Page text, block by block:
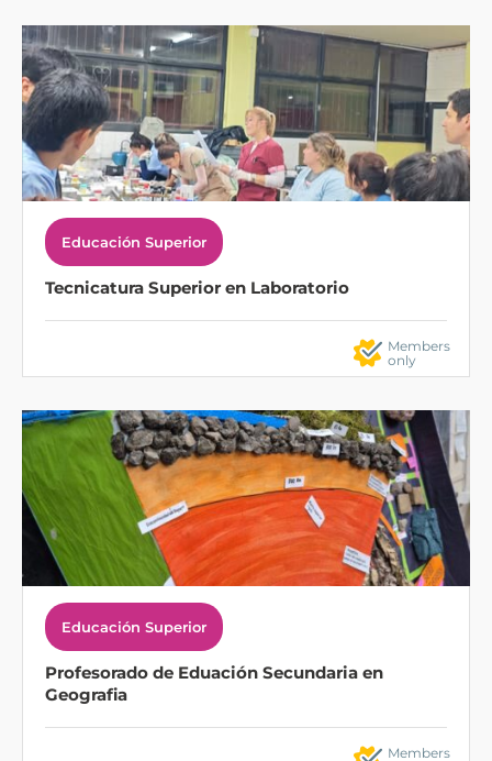
Educación Superior
Tecnicatura Superior en Laboratorio
Members
only
Educación Superior
Profesorado de Eduación Secundaria en
Geografia
Members